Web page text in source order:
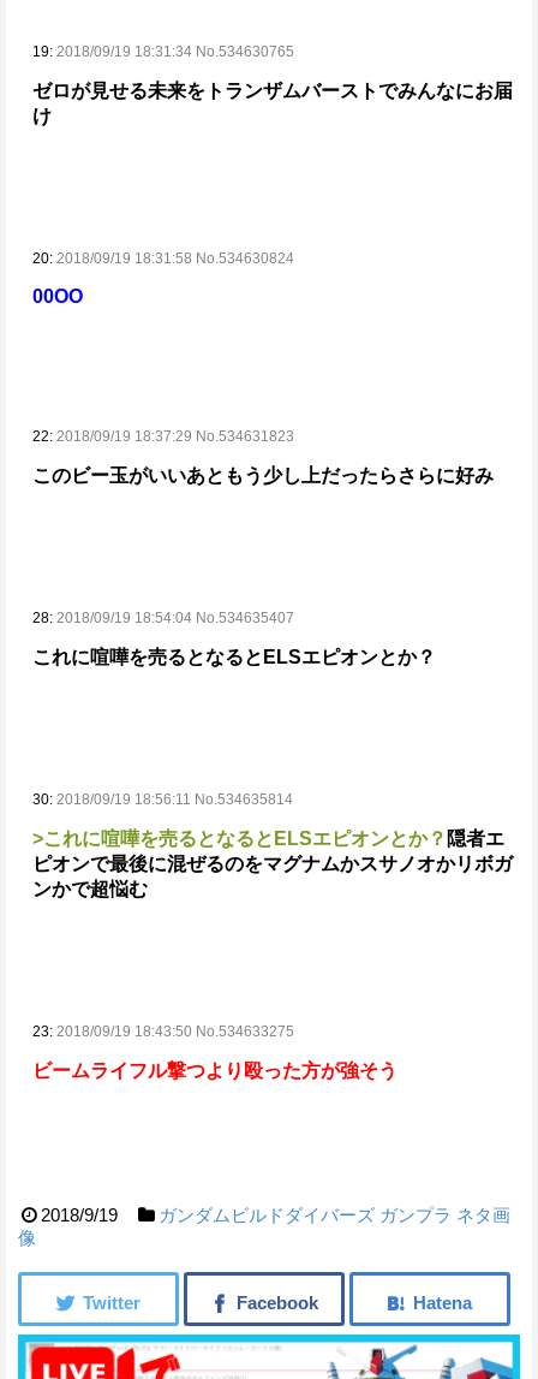
19: 2018/09/19 18:31:34 No.534630765
ゼロが見せる未来をトランザムバーストでみんなにお届
け
20: 2018/09/19 18:31:58 No.534630824
00OO
22: 2018/09/19 18:37:29 No.534631823
このビー玉がいいあともう少し上だったらさらに好み
28: 2018/09/19 18:54:04 No.534635407
これに喧嘩を売るとなるとELSエピオンとか？
30: 2018/09/19 18:56:11 No.534635814
>これに喧嘩を売るとなるとELSエピオンとか？ 隠者エ
ピオンで最後に混ぜるのをマグナムかスサノオかリボガ
ンかで超悩む
23: 2018/09/19 18:43:50 No.534633275
ビームライフル撃つより殴った方が強そう
2018/9/19 ガンダムビルドダイバーズ ガンプラ ネタ画
像